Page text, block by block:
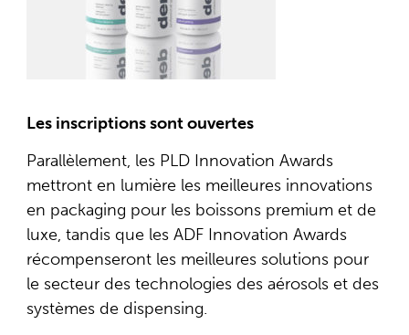
Les inscriptions sont ouvertes
Parallèlement, les PLD Innovation Awards
mettront en lumière les meilleures innovations
en packaging pour les boissons premium et de
luxe, tandis que les ADF Innovation Awards
récompenseront les meilleures solutions pour
le secteur des technologies des aérosols et des
systèmes de dispensing.